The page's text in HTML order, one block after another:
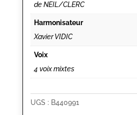
de NEIL/CLERC
Harmonisateur
Xavier VIDIC
Voix
4 voix mixtes
UGS : B440991